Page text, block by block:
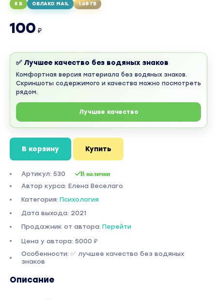
5 Б ОБЛАКО MAIL 1.68 ГБ
100 ₽
✅ Лучшее качество без водяных знаков
Комфортная версия материала без водяных знаков.
Скриншоты содержимого и качества можно посмотреть
рядом.
Лучшее качество
В корзину Купить
Артикул: 530 В наличии
Автор курса: Елена Веселаго
Категория: Психология
Дата выхода: 2021
Продажник от автора: Перейти
Цена у автора: 5000 ₽
Особенности: ✅ лучшее качество без водяных
знаков
Описание